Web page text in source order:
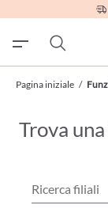
Pagina iniziale /
Trova